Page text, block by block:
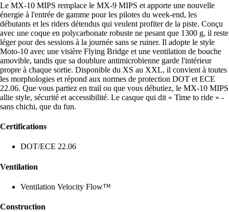
Le MX-10 MIPS remplace le MX-9 MIPS et apporte une nouvelle
énergie à l'entrée de gamme pour les pilotes du week-end, les
débutants et les riders détendus qui veulent profiter de la piste. Conçu
avec une coque en polycarbonate robuste ne pesant que 1300 g, il reste
léger pour des sessions à la journée sans se ruiner. Il adopte le style
Moto-10 avec une visière Flying Bridge et une ventilation de bouche
amovible, tandis que sa doublure antimicrobienne garde l'intérieur
propre à chaque sortie. Disponible du XS au XXL, il convient à toutes
les morphologies et répond aux normes de protection DOT et ECE
22.06. Que vous partiez en trail ou que vous débutiez, le MX-10 MIPS
allie style, sécurité et accessibilité. Le casque qui dit « Time to ride » -
sans chichi, que du fun.
Certifications
DOT/ECE 22.06
Ventilation
Ventilation Velocity Flow™
Construction